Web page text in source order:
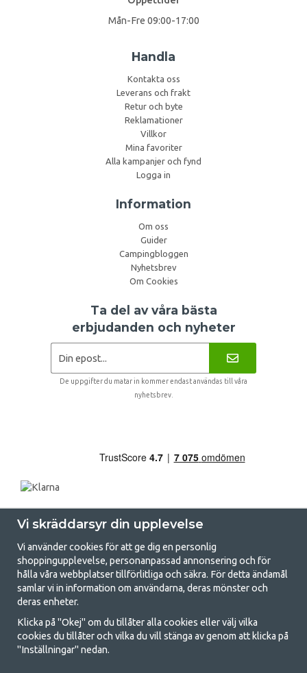
Mån-Fre 09:00-17:00
Handla
Kontakta oss
Leverans och frakt
Retur och byte
Reklamationer
Villkor
Mina favoriter
Alla kampanjer och fynd
Logga in
Information
Om oss
Guider
Campingbloggen
Nyhetsbrev
Om Cookies
Ta del av våra bästa
erbjudanden och nyheter
De uppgifter du matar in kommer endast användas till våra
nyhetsbrev.
GetCamping.se - Din butik för camping
och uteliv
Att campa kan antingen vara en livsstil eller ett sätt att samla familjen
för ett gemensamt äventyr. Oavsett vilken kategori du tillhör hittar du
Vi skräddarsyr din upplevelse
Vi använder cookies för att ge dig en personlig
shoppingupplevelse, personanpassad annonsering och för
hålla våra webbplatser tillförlitliga och säkra. För detta ändamål
samlar vi in information om användarna, deras mönster och
deras enheter.
Klicka på "Okej" om du tillåter alla cookies eller välj vilka
cookies du tillåter och vilka du vill stänga av genom att klicka på
"Inställningar" nedan.